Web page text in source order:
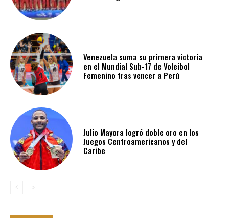
Venezuela suma su primera victoria
en el Mundial Sub-17 de Voleibol
Femenino tras vencer a Perú
Julio Mayora logró doble oro en los
Juegos Centroamericanos y del
Caribe